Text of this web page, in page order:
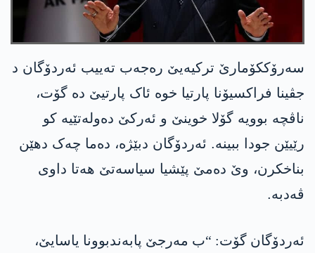
سەرۆککۆمارێ ترکیەیێ رەجەب تەییب ئەردۆگان د
جڤینا فراکسیۆنا پارتیا خوە ئاک پارتیێ دە گۆت،
ناڤچە بوویە گۆلا خوینێ و ئەرکێ دەولەتێیە کو
رێیێن جودا ببینە. ئەردۆگان دبێژە، دەما چەک دهێن
بناخکرن، وێ دەمێ پێشیا سیاسەتێ ھەتا داوی
ڤەدبە.
ئەردۆگان گۆت: “ب مەرجێ پابەندبوونا یاسایێ،